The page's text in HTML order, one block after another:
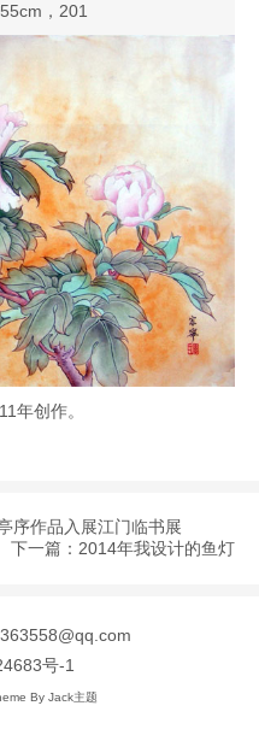
，201
年创作。
序作品入展江门临书展
下一篇： 2014年我设计的鱼灯
号-1
By Jack主题